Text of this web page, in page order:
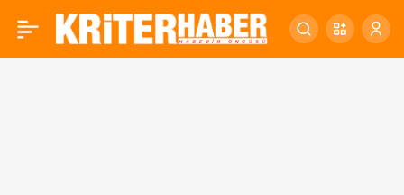
Türkiye’de İnanç ve 0